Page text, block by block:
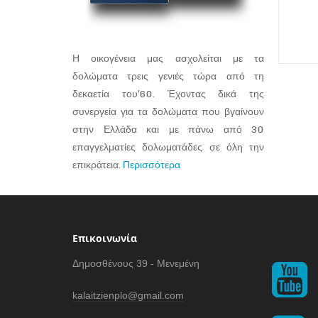
Η οικογένεια μας ασχολείται με τα
δολώματα τρεις γενιές τώρα από τη
δεκαετία του’60. Έχοντας δικά της
συνεργεία για τα δολώματα που βγαίνουν
στην Ελλάδα και με πάνω από 30
επαγγελματίες δολωματάδες σε όλη την
επικράτεια. Περισσότερα
Επικοινωνία
Δημοσθένους 39 - Μενεμένη
kalaitzienplo@gmail.com